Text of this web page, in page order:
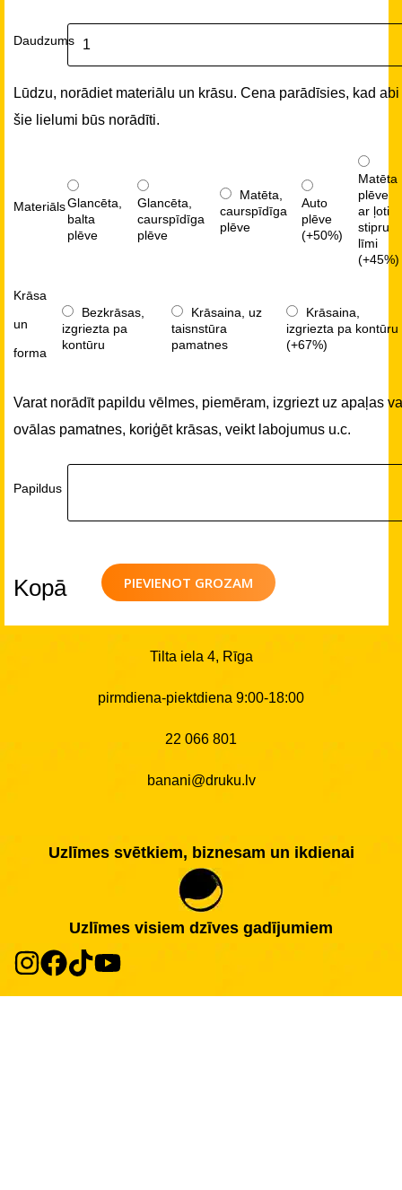
Daudzums
Lūdzu, norādiet materiālu un krāsu. Cena parādīsies, kad abi
šie lielumi būs norādīti.
MateriālsGlancēta,
balta
plēve
Glancēta,
caurspīdīga
plēve
Matēta,
caurspīdīga
plēve
Auto
plēve
(+50%)
Matēta
plēve
ar ļoti
stipru
līmi
(+45%)
Krāsa
un
forma
Bezkrāsas,
izgriezta pa
kontūru
Krāsaina, uz
taisnstūra
pamatnes
Krāsaina,
izgriezta pa kontūru
(+67%)
Varat norādīt papildu vēlmes, piemēram, izgriezt uz apaļas
ovālas pamatnes, koriģēt krāsas, veikt labojumus u.c.
Papildus
PIEVIENOT GROZAM
Kopā
Tilta iela 4, Rīga
pirmdiena-piektdiena 9:00-18:00
22 066 801
banani@druku.lv
Uzlīmes svētkiem, biznesam un ikdienai
Uzlīmes visiem dzīves gadījumiem